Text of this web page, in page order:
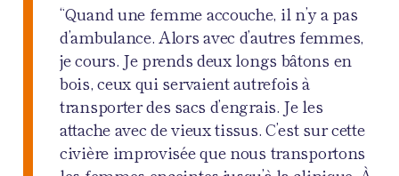
“Quand une femme accouche, il n’y a pas
d’ambulance. Alors avec d’autres femmes,
je cours. Je prends deux longs bâtons en
bois, ceux qui servaient autrefois à
transporter des sacs d’engrais. Je les
attache avec de vieux tissus. C’est sur cette
civière improvisée que nous transportons